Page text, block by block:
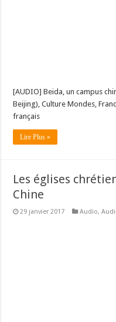
[AUDIO] Beida, un campus
Beijing), Culture Mondes,
français
Lire Plus »
Les églises
Chine
29 janvier 2017 Audio,